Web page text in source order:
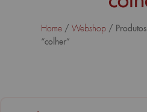
Home / Webshop /
“colher”